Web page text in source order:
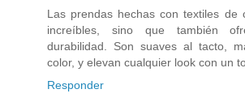
Las prendas hechas con textiles de
increíbles, sino que también
durabilidad. Son suaves al tacto,
color, y elevan cualquier look con un
Responder